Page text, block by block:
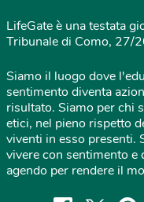
LifeGate è una testata
Tribunale di Como, 27/
Siamo il luogo dove
sentimento diventa
risultato. Siamo per chi
etici, nel pieno rispetto
viventi in esso presenti.
vivere con sentimento e
agendo per rendere il